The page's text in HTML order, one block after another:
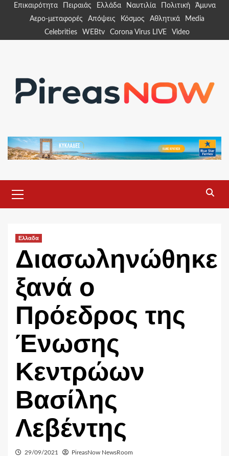
Επικαιρότητα Πειραιάς Ελλάδα Ναυτιλία Πολιτική
Άμυνα
Αερο-μεταφορές
Απόψεις Κόσμος Αθλητικά
Media
Celebrities
WEBtv Corona Virus LIVE Video
Menu
Ελλαδα
Διασωληνώθηκε
ξανά ο
Πρόεδρος της
Ένωσης
Κεντρώων
Βασίλης
Λεβέντης
29/09/2021 PireasNow NewsRoom